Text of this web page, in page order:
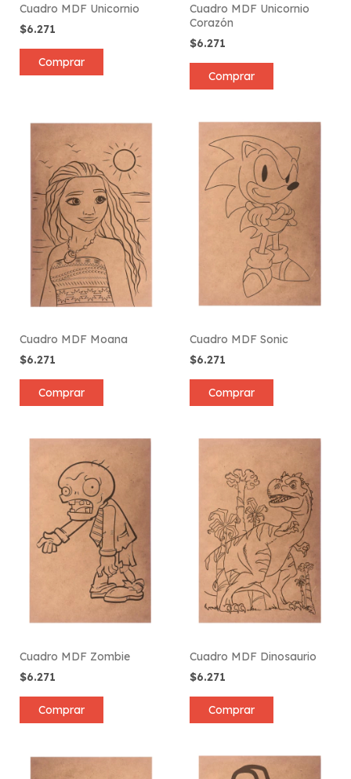
Cuadro MDF Unicornio
$6.271
Comprar
Cuadro MDF Unicornio
Corazón
$6.271
Comprar
Cuadro MDF Moana
$6.271
Comprar
Cuadro MDF Sonic
$6.271
Comprar
Cuadro MDF Zombie
$6.271
Comprar
Cuadro MDF Dinosaurio
$6.271
Comprar